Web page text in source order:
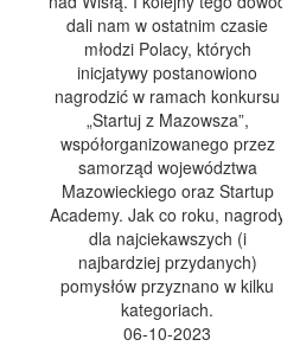
dali nam w ostatnim czasie
młodzi Polacy, których
inicjatywy postanowiono
nagrodzić w ramach konkursu
„Startuj z Mazowsza”,
współorganizowanego przez
samorząd województwa
Mazowieckiego oraz Startup
Academy. Jak co roku, nagrody
dla najciekawszych (i
najbardziej przydanych)
pomysłów przyznano w kilku
kategoriach.
06-10-2023